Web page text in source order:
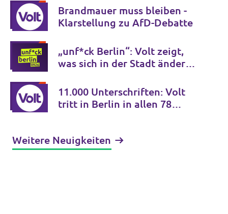
Koalitionsvertrag
Brandmauer muss bleiben -
Klarstellung zu AfD-Debatte
„unf*ck Berlin“: Volt zeigt,
was sich in der Stadt ändern
gleich mit
11.000 Unterschriften: Volt
tritt in Berlin in allen 78
Weitere Neuigkeiten